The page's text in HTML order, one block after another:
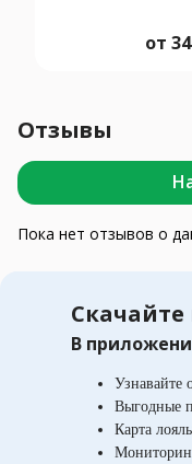
от
Отзывы
Пока нет отзывов о
В
Узнавайте
Выгодные
Карта